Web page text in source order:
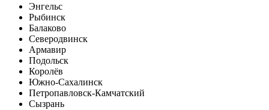
Энгельс
Рыбинск
Балаково
Северодвинск
Армавир
Подольск
Королёв
Южно-Сахалинск
Петропавловск-Камчатский
Сызрань